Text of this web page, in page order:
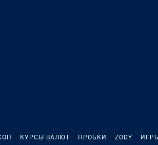
КУРСЫ ВАЛЮТ ПРОБКИ ZODY ИГРЫ